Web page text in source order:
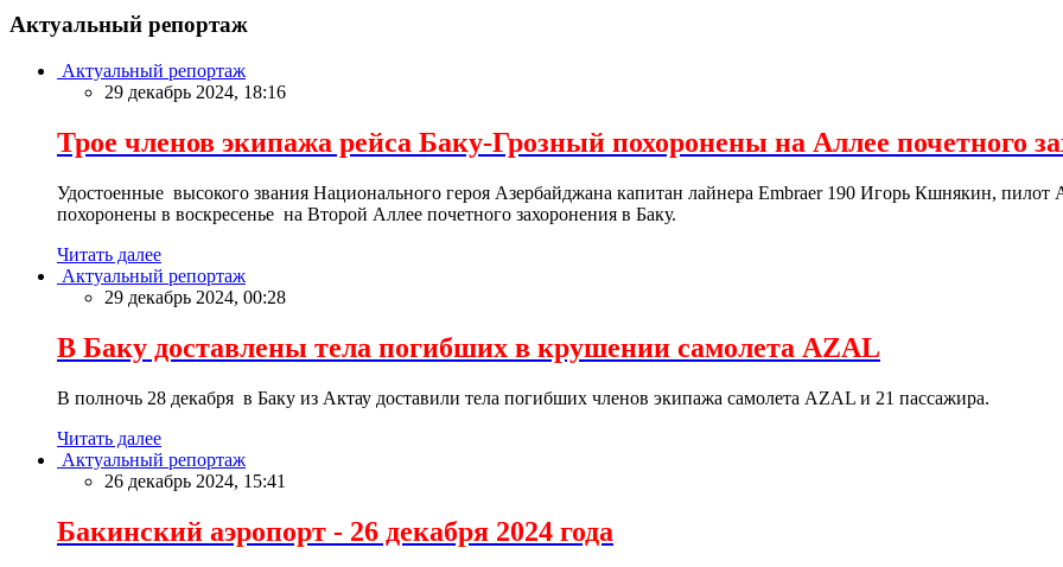
Актуальный репортаж
Актуальный репортаж
29 декабрь 2024, 18:16
Трое членов экипажа рейса Баку-Грозный похоронены на Аллее почетного
Удостоенные высокого звания Национального героя Азербайджана капитан лайнера Embraer 190 Игорь Кшнякин,
похоронены в воскресенье на Второй Аллее почетного захоронения в Баку.
Читать далее
Актуальный репортаж
29 декабрь 2024, 00:28
В Баку доставлены тела погибших в крушении самолета AZAL
В полночь 28 декабря в Баку из Актау доставили тела погибших членов экипажа самолета AZAL и 21 пассажира.
Читать далее
Актуальный репортаж
26 декабрь 2024, 15:41
Бакинский аэропорт - 26 декабря 2024 года